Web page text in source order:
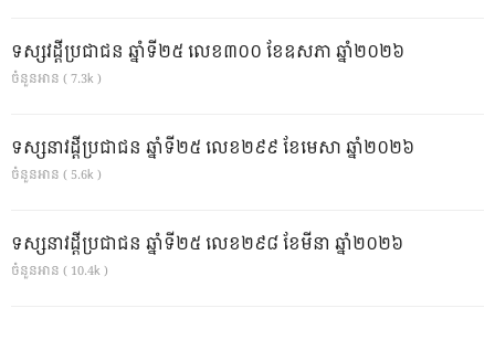
ទស្សវដ្តីប្រជាជន ឆ្នាំទី២៥ លេខ៣០០ ខែឧសភា ឆ្នាំ២០២៦
ចំនួនអាន ( 7.3k )
ទស្សនាវដ្ដីប្រជាជន ឆ្នាំទី២៥ លេខ២៩៩ ខែមេសា ឆ្នាំ២០២៦
ចំនួនអាន ( 5.6k )
ទស្សនាវដ្ដីប្រជាជន ឆ្នាំទី២៥ លេខ២៩៨ ខែមីនា ឆ្នាំ២០២៦
ចំនួនអាន ( 10.4k )